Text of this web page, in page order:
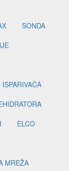
SONDA
ELCO
MREŽA